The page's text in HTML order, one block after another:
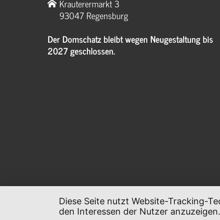
Krauterermarkt 3
93047 Regensburg
Der Domschatz bleibt wegen Neugestaltung bis
2027 geschlossen.
Diese Seite nutzt Website-Tracking-
den Interessen der Nutzer anzuzeigen.